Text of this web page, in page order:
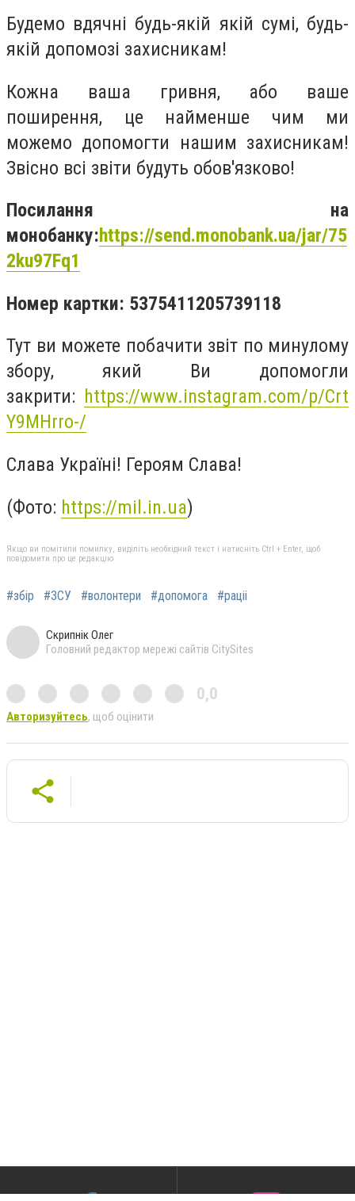
Будемо вдячні будь-якій якій сумі, будь-
якій допомозі захисникам!
Кожна ваша гривня, або ваше
поширення, це найменше чим ми
можемо допомогти нашим захисникам!
Звісно всі звіти будуть обов'язково!
Посилання на
монобанку:https://send.monobank.ua/jar/75
2ku97Fq1
Номер картки: 5375411205739118
Тут ви можете побачити звіт по минулому
збору, який Ви допомогли
закрити: https://www.instagram.com/p/Crt
Y9MHrro-/
Слава Україні! Героям Слава!
(Фото: https://mil.in.ua)
Якщо ви помітили помилку, виділіть необхідний текст і натисніть Ctrl + Enter, щоб
повідомити про це редакцію
#збір #ЗСУ #волонтери #допомога #раціі
Скрипнік Олег
Головний редактор мережі сайтів CitySites
0,0
Авторизуйтесь, щоб оцінити